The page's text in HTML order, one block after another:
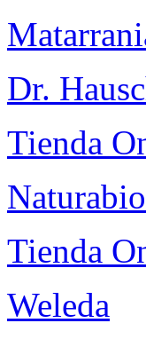
Dr.
Tienda
Naturabio
Tienda
Weleda